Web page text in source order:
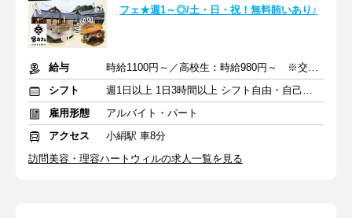
フェ★週1～◎/土・日・祝！無料賄いあり♪
給与
時給1100円～／高校生：時給980円～ ※交通費全額支給
シフト
週1日以上 1日3時間以上 シフト自由・自己申告
雇用形態
アルバイト・パート
アクセス
小絹駅 車8分
訪問美容・理容ハートウィルの求人一覧を見る